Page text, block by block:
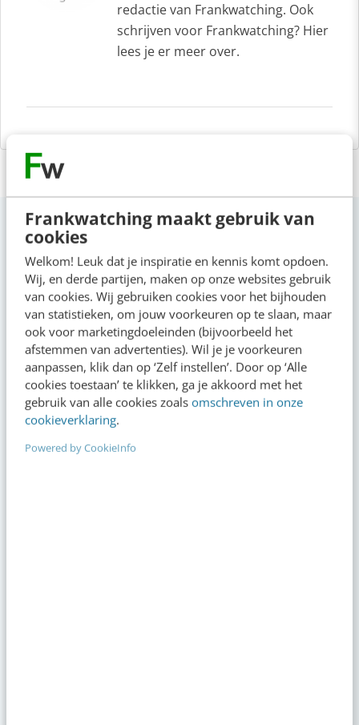
Frankwatching maakt gebruik van
cookies
Welkom! Leuk dat je inspiratie en kennis komt opdoen.
Wij, en derde partijen, maken op onze websites gebruik
van cookies. Wij gebruiken cookies voor het bijhouden
van statistieken, om jouw voorkeuren op te slaan, maar
ook voor marketingdoeleinden (bijvoorbeeld het
afstemmen van advertenties). Wil je je voorkeuren
aanpassen, klik dan op ‘Zelf instellen’. Door op ‘Alle
cookies toestaan’ te klikken, ga je akkoord met het
gebruik van alle cookies zoals omschreven in onze
cookieverklaring.
Powered by CookieInfo
redactie van Frankwatching. Ook
schrijven voor Frankwatching? Hier
lees je er meer over.
Op zoek naar nog meer kennis?
Actueel
Reflecteer met AI: 5 vragen die je een betere
marketeer maken
09:00· 3 min·
Je merk opleveren? Waarom een PDF niet
meer genoeg is